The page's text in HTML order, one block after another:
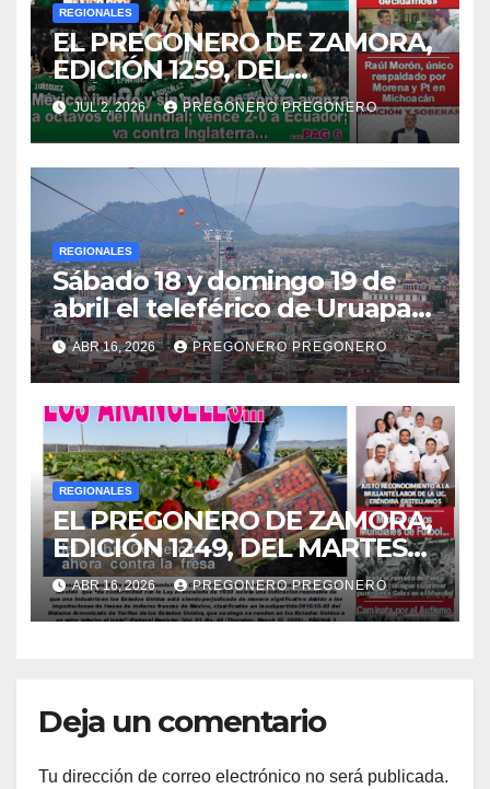
REGIONALES
EL PREGONERO DE ZAMORA,
EDICIÓN 1259, DEL
MIÉRCOLES 01 DE JULIO DE
2026…
JUL 2, 2026 PREGONERO PREGONERO
REGIONALES
Sábado 18 y domingo 19 de
abril el teleférico de Uruapan
será gratis: Gladyz Butanda
ABR 16, 2026 PREGONERO PREGONERO
REGIONALES
EL PREGONERO DE ZAMORA,
EDICIÓN 1249, DEL MARTES
14 DE ABRIL DE 2026…
ABR 16, 2026 PREGONERO PREGONERO
Deja un comentario
Tu dirección de correo electrónico no será publicada.